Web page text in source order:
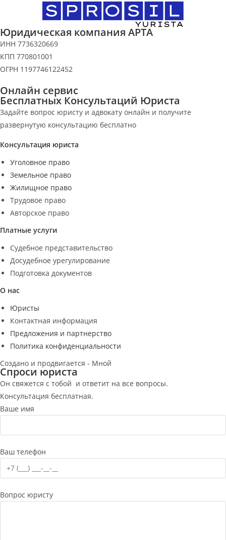
Юридическая компания АРТА
ИНН 7736320669
КПП 770801001
ОГРН 1197746122452
Онлайн сервис
Бесплатных Консультаций Юриста
Задайте вопрос юристу и адвокату онлайн и получите
развернутую консультацию бесплатно
Консультация юриста
Уголовное право
Земельное право
Жилищное право
Трудовое право
Авторское право
Платные услуги
Судебное представительство
Досудебное урегулирование
Подготовка документов
О нас
Юристы
Контактная информация
Предложения и партнерство
Политика конфиденциальности
Создано и продвигается - Мной
Спроси юриста
Он свяжется с тобой и ответит на все вопросы.
Консультация бесплатная.
Ваше имя
Ваш телефон
Вопрос юристу